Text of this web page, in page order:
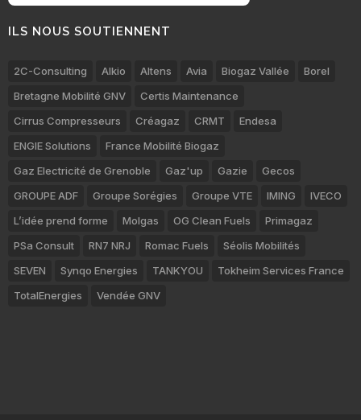
ILS NOUS SOUTIENNENT
2C-Consulting Alkio Altens Avia Biogaz Vallée
Borel
Bretagne Mobilité GNV
Certis Maintenance
Cirrus Compresseurs
Créagaz CRMT
Endesa
ENGIE Solutions
France Mobilité Biogaz
Gaz Electricité de Grenoble
Gaz'up Gazie
Gecos
GROUPE ADF
Groupe Sorégies Groupe VTE IMING
IVECO
L’idée prend forme
Molgas OG Clean Fuels
Primagaz
PSa Consult
RN7 NRJ Romac Fuels
Séolis Mobilités
SEVEN
Synqo Energies TANKYOU
Tokheim Services France
TotalEnergies
Vendée GNV